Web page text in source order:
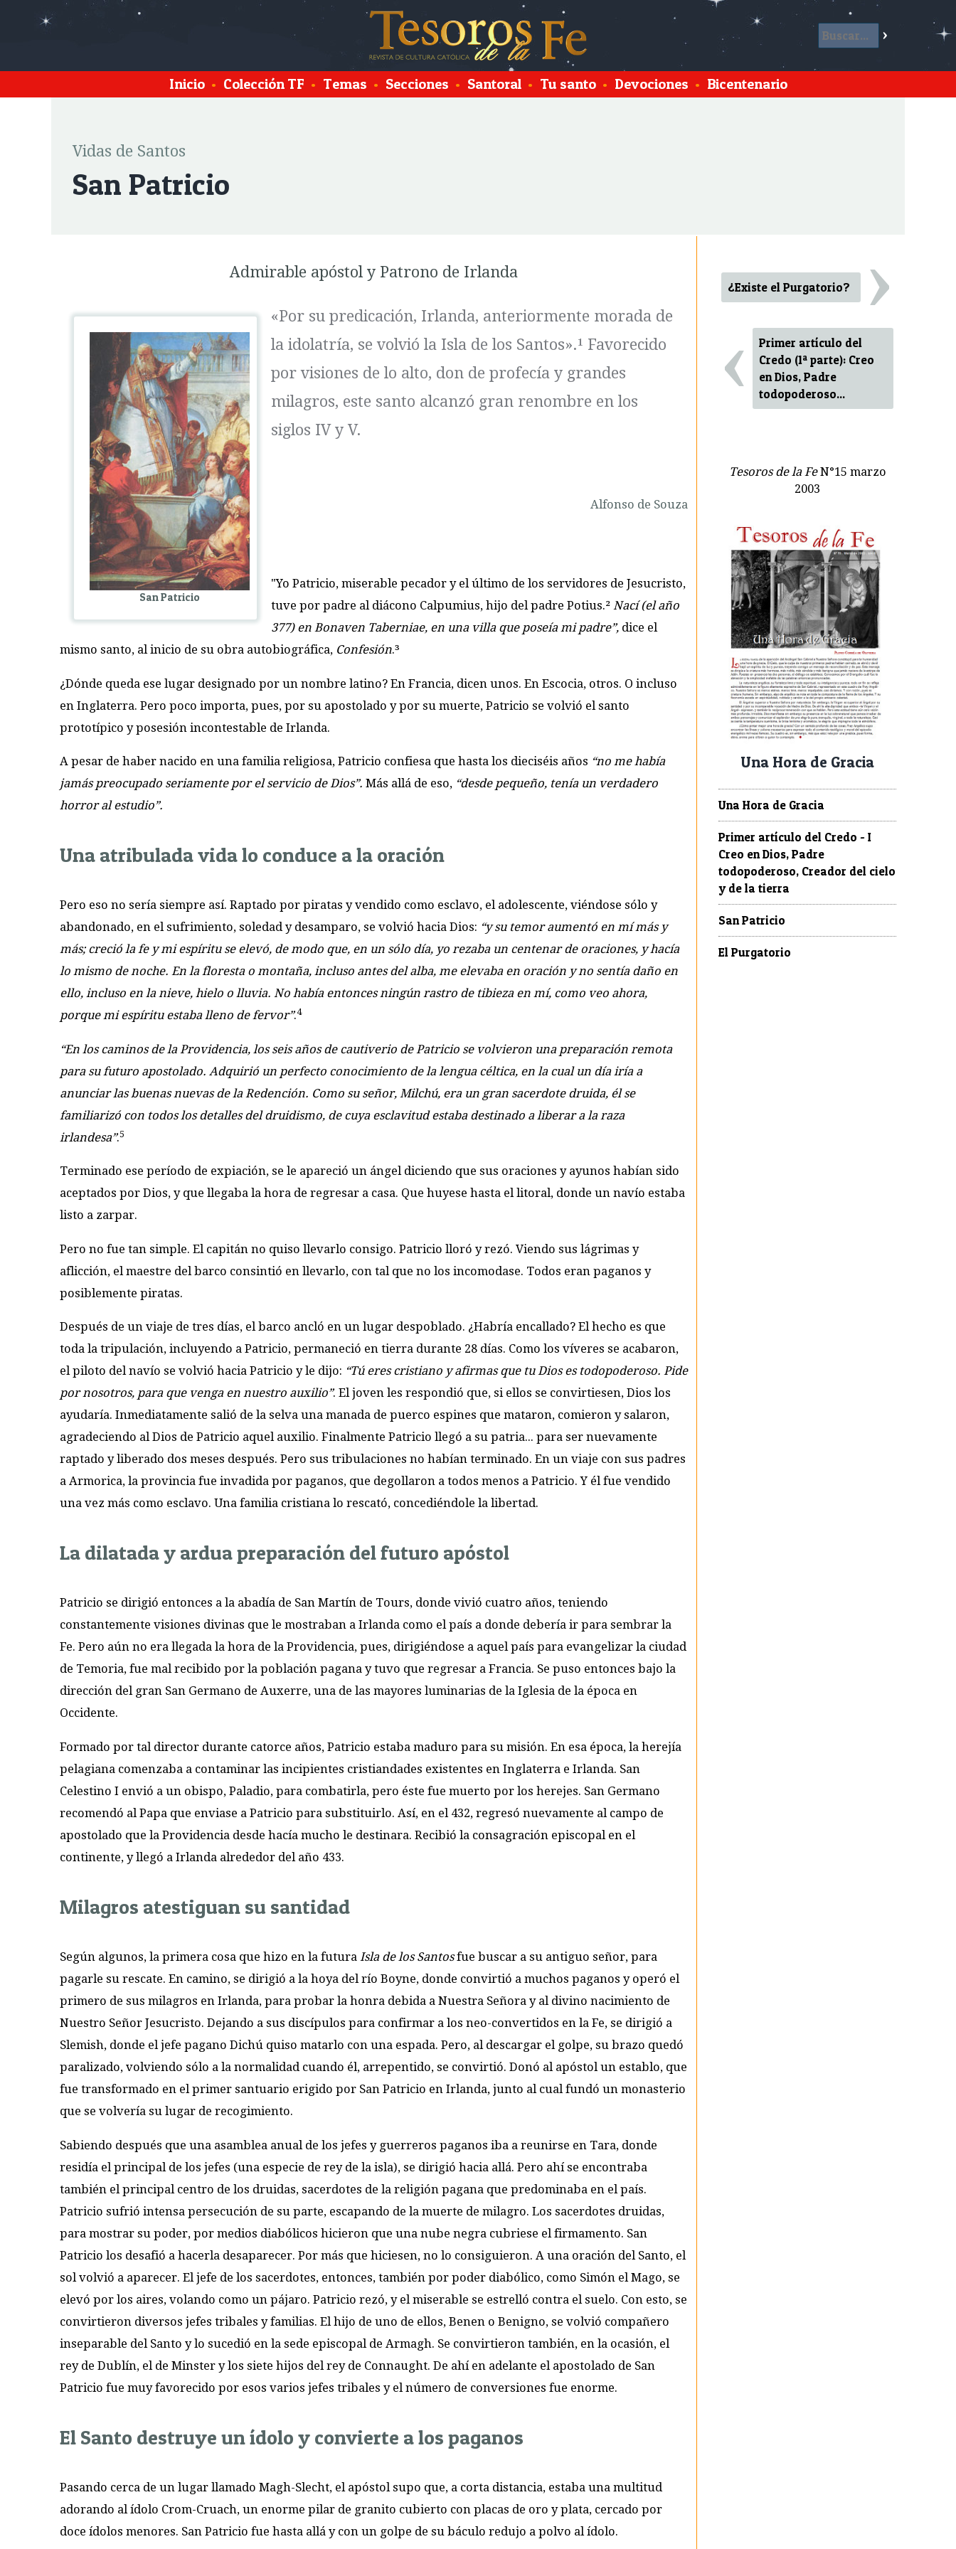
Inicio • Colección TF • Temas • Secciones • Santoral • Tu santo • Devociones • Bicentenario
Vidas de Santos
San Patricio
Admirable apóstol y Patrono de Irlanda
San Patricio
«Por su predicación, Irlanda, anteriormente morada de
la idolatría, se volvió la Isla de los Santos».¹ Favorecido
por visiones de lo alto, don de profecía y grandes
milagros, este santo alcanzó gran renombre en los
siglos IV y V.
Alfonso de Souza
"Yo Patricio, miserable pecador y el último de los servidores de Jesucristo,
tuve por padre al diácono Calpumius, hijo del padre Potius.² Nací (el año
377) en Bonaven Taberniae, en una villa que poseía mi padre”, dice el
mismo santo, al inicio de su obra autobiográfica, Confesión.³
¿Dónde queda ese lugar designado por un nombre latino? En Francia, dicen unos. En Escocia, otros. O incluso
en Inglaterra. Pero poco importa, pues, por su apostolado y por su muerte, Patricio se volvió el santo
prototípico y posesión incontestable de Irlanda.
A pesar de haber nacido en una familia religiosa, Patricio confiesa que hasta los dieciséis años “no me había
jamás preocupado seriamente por el servicio de Dios”. Más allá de eso, “desde pequeño, tenía un verdadero
horror al estudio”.
Una atribulada vida lo conduce a la oración
Pero eso no sería siempre así. Raptado por piratas y vendido como esclavo, el adolescente, viéndose sólo y
abandonado, en el sufrimiento, soledad y desamparo, se volvió hacia Dios: “y su temor aumentó en mí más y
más; creció la fe y mi espíritu se elevó, de modo que, en un sólo día, yo rezaba un centenar de oraciones, y hacía
lo mismo de noche. En la floresta o montaña, incluso antes del alba, me elevaba en oración y no sentía daño en
ello, incluso en la nieve, hielo o lluvia. No había entonces ningún rastro de tibieza en mí, como veo ahora,
porque mi espíritu estaba lleno de fervor”.4
“En los caminos de la Providencia, los seis años de cautiverio de Patricio se volvieron una preparación remota
para su futuro apostolado. Adquirió un perfecto conocimiento de la lengua céltica, en la cual un día iría a
anunciar las buenas nuevas de la Redención. Como su señor, Milchú, era un gran sacerdote druida, él se
familiarizó con todos los detalles del druidismo, de cuya esclavitud estaba destinado a liberar a la raza
irlandesa”.5
Terminado ese período de expiación, se le apareció un ángel diciendo que sus oraciones y ayunos habían sido
aceptados por Dios, y que llegaba la hora de regresar a casa. Que huyese hasta el litoral, donde un navío estaba
listo a zarpar.
Pero no fue tan simple. El capitán no quiso llevarlo consigo. Patricio lloró y rezó. Viendo sus lágrimas y
aflicción, el maestre del barco consintió en llevarlo, con tal que no los incomodase. Todos eran paganos y
posiblemente piratas.
Después de un viaje de tres días, el barco ancló en un lugar despoblado. ¿Habría encallado? El hecho es que
toda la tripulación, incluyendo a Patricio, permaneció en tierra durante 28 días. Como los víveres se acabaron,
el piloto del navío se volvió hacia Patricio y le dijo: “Tú eres cristiano y afirmas que tu Dios es todopoderoso. Pide
por nosotros, para que venga en nuestro auxilio”. El joven les respondió que, si ellos se convirtiesen, Dios los
ayudaría. Inmediatamente salió de la selva una manada de puerco espines que mataron, comieron y salaron,
agradeciendo al Dios de Patricio aquel auxilio. Finalmente Patricio llegó a su patria... para ser nuevamente
raptado y liberado dos meses después. Pero sus tribulaciones no habían terminado. En un viaje con sus padres
a Armorica, la provincia fue invadida por paganos, que degollaron a todos menos a Patricio. Y él fue vendido
una vez más como esclavo. Una familia cristiana lo rescató, concediéndole la libertad.
La dilatada y ardua preparación del futuro apóstol
Patricio se dirigió entonces a la abadía de San Martín de Tours, donde vivió cuatro años, teniendo
constantemente visiones divinas que le mostraban a Irlanda como el país a donde debería ir para sembrar la
Fe. Pero aún no era llegada la hora de la Providencia, pues, dirigiéndose a aquel país para evangelizar la ciudad
de Temoria, fue mal recibido por la población pagana y tuvo que regresar a Francia. Se puso entonces bajo la
dirección del gran San Germano de Auxerre, una de las mayores luminarias de la Iglesia de la época en
Occidente.
Formado por tal director durante catorce años, Patricio estaba maduro para su misión. En esa época, la herejía
pelagiana comenzaba a contaminar las incipientes cristiandades existentes en Inglaterra e Irlanda. San
Celestino I envió a un obispo, Paladio, para combatirla, pero éste fue muerto por los herejes. San Germano
recomendó al Papa que enviase a Patricio para substituirlo. Así, en el 432, regresó nuevamente al campo de
apostolado que la Providencia desde hacía mucho le destinara. Recibió la consagración episcopal en el
continente, y llegó a Irlanda alrededor del año 433.
Milagros atestiguan su santidad
Según algunos, la primera cosa que hizo en la futura Isla de los Santosfue buscar a su antiguo señor, para
pagarle su rescate. En camino, se dirigió a la hoya del río Boyne, donde convirtió a muchos paganos y operó el
primero de sus milagros en Irlanda, para probar la honra debida a Nuestra Señora y al divino nacimiento de
Nuestro Señor Jesucristo. Dejando a sus discípulos para confirmar a los neo-convertidos en la Fe, se dirigió a
Slemish, donde el jefe pagano Dichú quiso matarlo con una espada. Pero, al descargar el golpe, su brazo quedó
paralizado, volviendo sólo a la normalidad cuando él, arrepentido, se convirtió. Donó al apóstol un establo, que
fue transformado en el primer santuario erigido por San Patricio en Irlanda, junto al cual fundó un monasterio
que se volvería su lugar de recogimiento.
Sabiendo después que una asamblea anual de los jefes y guerreros paganos iba a reunirse en Tara, donde
residía el principal de los jefes (una especie de rey de la isla), se dirigió hacia allá. Pero ahí se encontraba
también el principal centro de los druidas, sacerdotes de la religión pagana que predominaba en el país.
Patricio sufrió intensa persecución de su parte, escapando de la muerte de milagro. Los sacerdotes druidas,
para mostrar su poder, por medios diabólicos hicieron que una nube negra cubriese el firmamento. San
Patricio los desafió a hacerla desaparecer. Por más que hiciesen, no lo consiguieron. A una oración del Santo, el
sol volvió a aparecer. El jefe de los sacerdotes, entonces, también por poder diabólico, como Simón el Mago, se
elevó por los aires, volando como un pájaro. Patricio rezó, y el miserable se estrelló contra el suelo. Con esto, se
convirtieron diversos jefes tribales y familias. El hijo de uno de ellos, Benen o Benigno, se volvió compañero
inseparable del Santo y lo sucedió en la sede episcopal de Armagh. Se convirtieron también, en la ocasión, el
rey de Dublín, el de Minster y los siete hijos del rey de Connaught. De ahí en adelante el apostolado de San
Patricio fue muy favorecido por esos varios jefes tribales y el número de conversiones fue enorme.
El Santo destruye un ídolo y convierte a los paganos
Pasando cerca de un lugar llamado Magh-Slecht, el apóstol supo que, a corta distancia, estaba una multitud
adorando al ídolo Crom-Cruach, un enorme pilar de granito cubierto con placas de oro y plata, cercado por
doce ídolos menores. San Patricio fue hasta allá y con un golpe de su báculo redujo a polvo al ídolo.
¿Existe el Purgatorio? ›
‹
Primer artículo del
Credo (1ª parte): Creo
en Dios, Padre
todopoderoso...
Tesoros de la FeN°15 marzo
2003
Una Hora de Gracia
Una Hora de Gracia
Primer artículo del Credo - I
Creo en Dios, Padre
todopoderoso, Creador del cielo
y de la tierra
San Patricio
El Purgatorio